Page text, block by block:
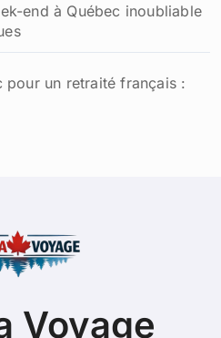
end à Québec inoubliable
pour un retraité français :
Voyage